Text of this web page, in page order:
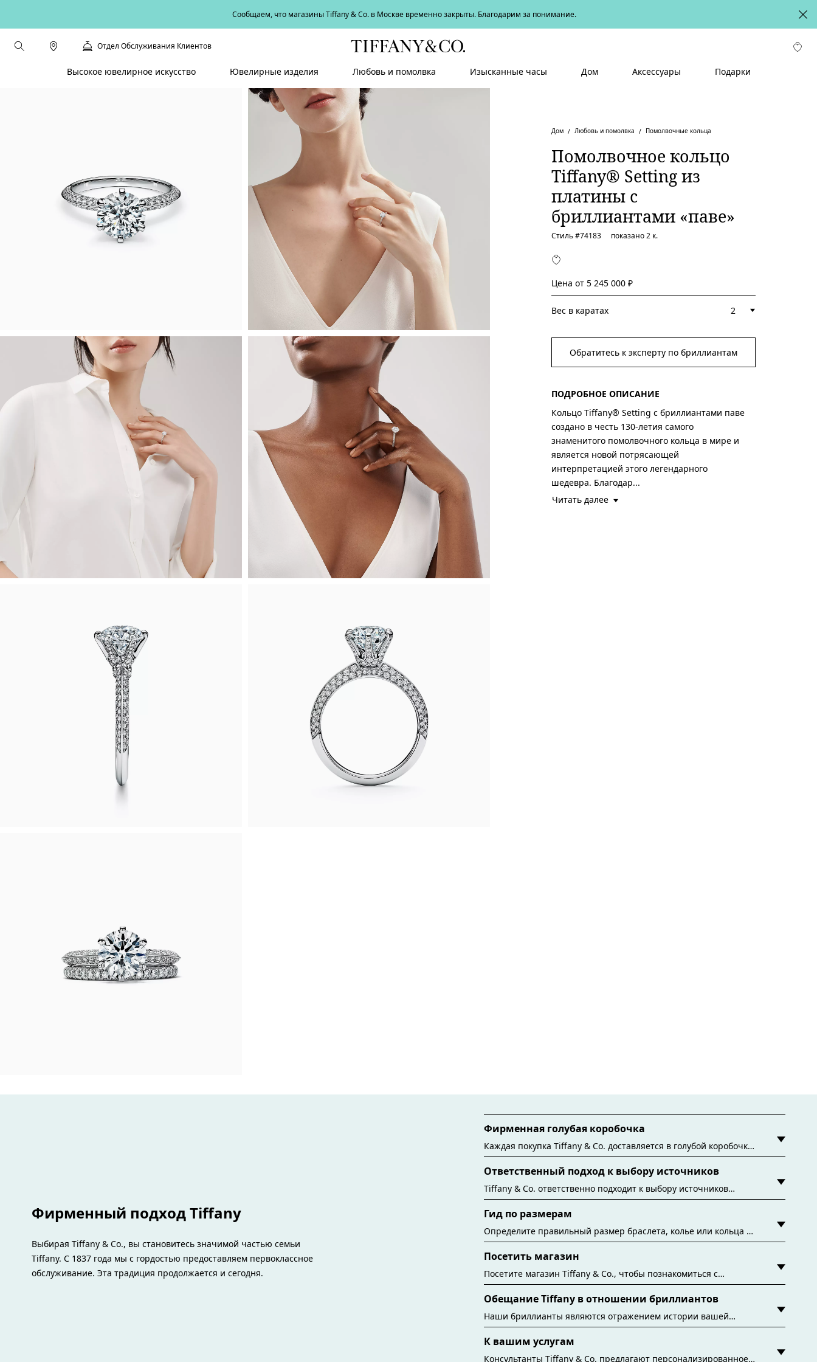
Сообщаем, что магазины Tiffany & Co. в Москве временно закрыты. Благодарим за понимание.
Отдел Обслуживания Клиентов
Высокое ювелирное искусство Ювелирные изделия Любовь и помолвка Изысканные часы Дом Аксессуары Подарки
Дом Любовь и помолвка Помолвочные кольца
Помолвочное кольцо
Tiffany® Setting из
платины с
бриллиантами «паве»
Стиль #74183 показано 2 к.
Цена от 5 245 000 ₽
Вес в каратах 2
Обратитесь к эксперту по бриллиантам
ПОДРОБНОЕ ОПИСАНИЕ
Кольцо Tiffany® Setting с бриллиантами паве
создано в честь 130-летия самого
знаменитого помолвочного кольца в мире и
является новой потрясающей
интерпретацией этого легендарного
шедевра. Благодар...
Читать далее
Фирменный подход Tiffany
Выбирая Tiffany & Co., вы становитесь значимой частью семьи
Tiffany. С 1837 года мы с гордостью предоставляем первоклассное
обслуживание. Эта традиция продолжается и сегодня.
Фирменная голубая коробочка
Каждая покупка Tiffany & Co. доставляется в голубой коробочке
Tiffany. Хотя эта знаменитая упаковка уходит корнями в
1886 год, сегодня все фирменные голубые коробочки и пакеты
изготавливаются из бумаги из экологичных источников и
переработанных матер
Ответственный подход к выбору источников
Tiffany & Co. ответственно подходит к выбору источников
бриллиантов. Будучи лидером по отслеживаемости
бриллиантов, мы способны отследить 100% неограненных
алмазов до известных месторождений и источников. Мы
являемся первой мировой ювелирной компание
Гид по размерам
Определите правильный размер браслета, колье или кольца с
помощью гида по размерам Tiffany & Co.
{windo
Посетить магазин
Посетите магазин Tiffany & Co., чтобы познакомиться с
новинками, культовыми коллекциями и не только. Найдите
ближайший к вам магазин
Обещание Tiffany в отношении бриллиантов
Наши бриллианты являются отражением истории вашей
жизни. Отмечаете ли вы новую главу в вашей истории или
важное событие, вы можете обновить свои украшения
Tiffany & Co. благодаря программе Tiffany Diamond Promise.
К вашим услугам
Консультанты Tiffany & Co. предлагают персонализированное